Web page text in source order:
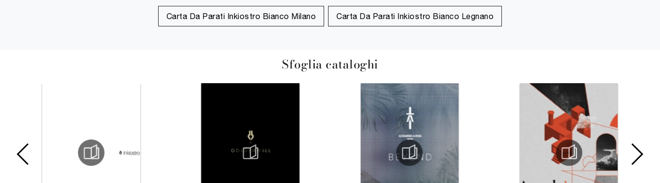
Carta Da Parati Inkiostro Bianco Milano Carta Da Parati Inkiostro Bianco Legnano
Sfoglia cataloghi